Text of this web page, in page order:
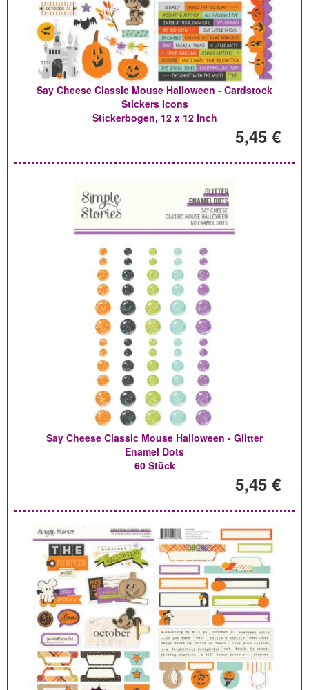
Say Cheese Classic Mouse Halloween - Cardstock
Stickers Icons
Stickerbogen, 12 x 12 Inch
5,45 €
Say Cheese Classic Mouse Halloween - Glitter
Enamel Dots
60 Stück
5,45 €